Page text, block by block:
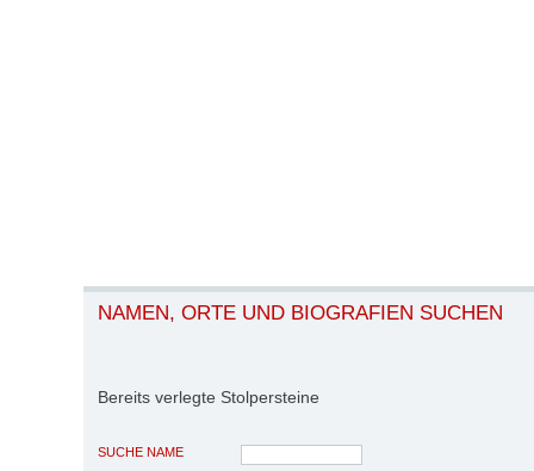
NAMEN, ORTE UND BIOGRAFIEN SUCHEN
Bereits verlegte Stolpersteine
SUCHE NAME